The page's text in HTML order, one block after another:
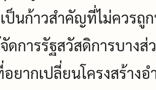
ป็นก้าวสำคัญที่ไม่ควร
ดการรัฐสวัสดิการบาง
ยากเปลี่ยนโครงสร้าง